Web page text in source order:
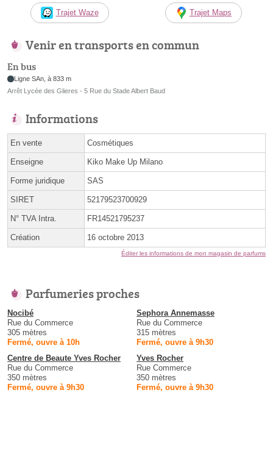
Trajet Waze Trajet Maps
Venir en transports en commun
En bus
Ligne SAn, à 833 m
Arrêt Lycée des Glieres - 5 Rue du Stade Albert Baud
Informations
En vente Cosmétiques
Enseigne Kiko Make Up Milano
Forme juridique SAS
SIRET 52179523700929
N° TVA Intra. FR14521795237
Création 16 octobre 2013
Éditer les informations de mon magasin de parfums
Parfumeries proches
Nocibé
Rue du Commerce
305 mètres
Fermé, ouvre à 10h
Sephora Annemasse
Rue du Commerce
315 mètres
Fermé, ouvre à 9h30
Centre de Beaute Yves Rocher
Rue du Commerce
350 mètres
Fermé, ouvre à 9h30
Yves Rocher
Rue Commerce
350 mètres
Fermé, ouvre à 9h30